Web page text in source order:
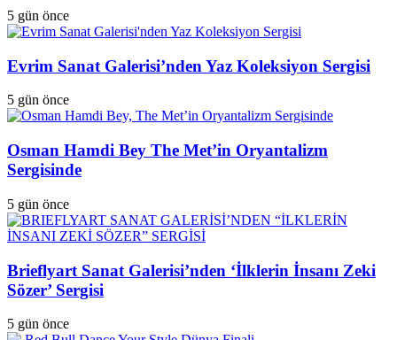
5 gün önce
Evrim Sanat Galerisi’nden Yaz Koleksiyon Sergisi
5 gün önce
Osman Hamdi Bey The Met’in Oryantalizm
Sergisinde
5 gün önce
Brieflyart Sanat Galerisi’nden ‘İlklerin İnsanı Zeki
Sözer’ Sergisi
5 gün önce